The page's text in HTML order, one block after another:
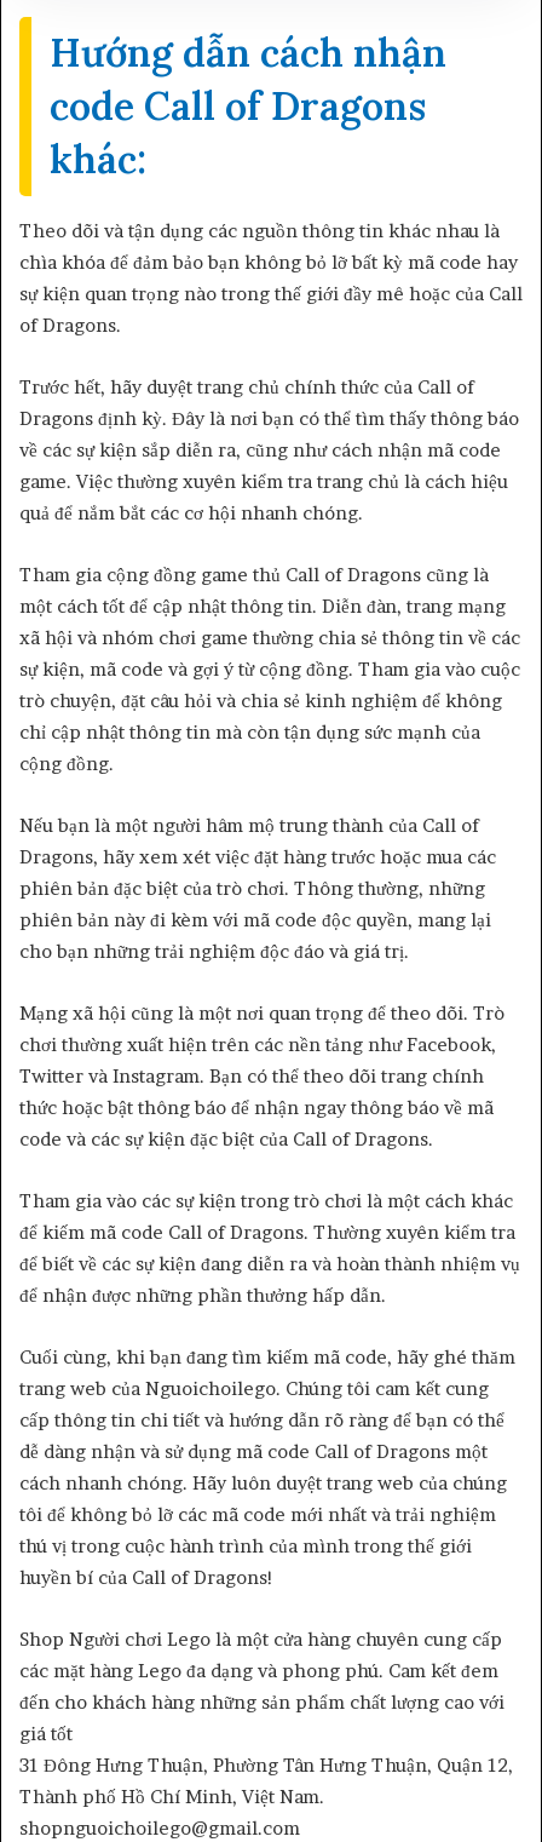
Hướng dẫn cách nhận
code Call of Dragons
khác:
Theo dõi và tận dụng các nguồn thông tin khác nhau là
chìa khóa để đảm bảo bạn không bỏ lỡ bất kỳ mã code hay
sự kiện quan trọng nào trong thế giới đầy mê hoặc của Call
of Dragons.
Trước hết, hãy duyệt trang chủ chính thức của Call of
Dragons định kỳ. Đây là nơi bạn có thể tìm thấy thông báo
về các sự kiện sắp diễn ra, cũng như cách nhận mã code
game. Việc thường xuyên kiểm tra trang chủ là cách hiệu
quả để nắm bắt các cơ hội nhanh chóng.
Tham gia cộng đồng game thủ Call of Dragons cũng là
một cách tốt để cập nhật thông tin. Diễn đàn, trang mạng
xã hội và nhóm chơi game thường chia sẻ thông tin về các
sự kiện, mã code và gợi ý từ cộng đồng. Tham gia vào cuộc
trò chuyện, đặt câu hỏi và chia sẻ kinh nghiệm để không
chỉ cập nhật thông tin mà còn tận dụng sức mạnh của
cộng đồng.
Nếu bạn là một người hâm mộ trung thành của Call of
Dragons, hãy xem xét việc đặt hàng trước hoặc mua các
phiên bản đặc biệt của trò chơi. Thông thường, những
phiên bản này đi kèm với mã code độc quyền, mang lại
cho bạn những trải nghiệm độc đáo và giá trị.
Mạng xã hội cũng là một nơi quan trọng để theo dõi. Trò
chơi thường xuất hiện trên các nền tảng như Facebook,
Twitter và Instagram. Bạn có thể theo dõi trang chính
thức hoặc bật thông báo để nhận ngay thông báo về mã
code và các sự kiện đặc biệt của Call of Dragons.
Tham gia vào các sự kiện trong trò chơi là một cách khác
để kiếm mã code Call of Dragons. Thường xuyên kiểm tra
để biết về các sự kiện đang diễn ra và hoàn thành nhiệm vụ
để nhận được những phần thưởng hấp dẫn.
Cuối cùng, khi bạn đang tìm kiếm mã code, hãy ghé thăm
trang web của Nguoichoilego. Chúng tôi cam kết cung
cấp thông tin chi tiết và hướng dẫn rõ ràng để bạn có thể
dễ dàng nhận và sử dụng mã code Call of Dragons một
cách nhanh chóng. Hãy luôn duyệt trang web của chúng
tôi để không bỏ lỡ các mã code mới nhất và trải nghiệm
thú vị trong cuộc hành trình của mình trong thế giới
huyền bí của Call of Dragons!
Shop Người chơi Lego là một cửa hàng chuyên cung cấp
các mặt hàng Lego đa dạng và phong phú. Cam kết đem
đến cho khách hàng những sản phẩm chất lượng cao với
giá tốt
31 Đông Hưng Thuận, Phường Tân Hưng Thuận, Quận 12,
Thành phố Hồ Chí Minh, Việt Nam.
shopnguoichoilego@gmail.com